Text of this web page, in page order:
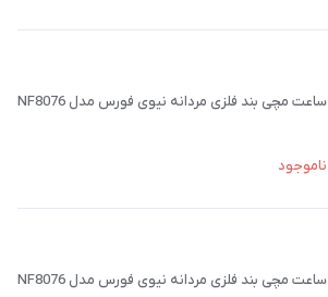
ساعت مچی بند فلزی مردانه نیوی فورس مدل NF8076
ناموجود
ساعت مچی بند فلزی مردانه نیوی فورس مدل NF8076